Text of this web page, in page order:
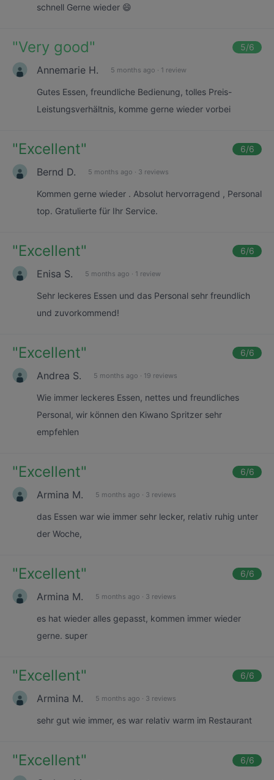
schnell Gerne wieder 😄
"Very good" 5/6
Annemarie H. 5 months ago · 1 review
Gutes Essen, freundliche Bedienung, tolles Preis-
Leistungsverhältnis, komme gerne wieder vorbei
"Excellent" 6/6
Bernd D. 5 months ago · 3 reviews
Kommen gerne wieder . Absolut hervorragend , Personal
top. Gratulierte für Ihr Service.
"Excellent" 6/6
Enisa S. 5 months ago · 1 review
Sehr leckeres Essen und das Personal sehr freundlich
und zuvorkommend!
"Excellent" 6/6
Andrea S. 5 months ago · 19 reviews
Wie immer leckeres Essen, nettes und freundliches
Personal, wir können den Kiwano Spritzer sehr
empfehlen
"Excellent" 6/6
Armina M. 5 months ago · 3 reviews
das Essen war wie immer sehr lecker, relativ ruhig unter
der Woche,
"Excellent" 6/6
Armina M. 5 months ago · 3 reviews
es hat wieder alles gepasst, kommen immer wieder
gerne. super
"Excellent" 6/6
Armina M. 5 months ago · 3 reviews
sehr gut wie immer, es war relativ warm im Restaurant
"Excellent" 6/6